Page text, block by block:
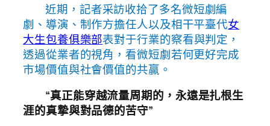
近期，記者采訪收拾了多名微短劇編
劇、導演、制作方擔任人以及相干平臺代女
大生包養俱樂部表對于行業的察看與判定，
透過從業者的視角，看微短劇若何更好完成
市場價值與社會價值的共贏。
“真正能穿越流量周期的，永遠是扎根生
涯的真摯與對品德的苦守”